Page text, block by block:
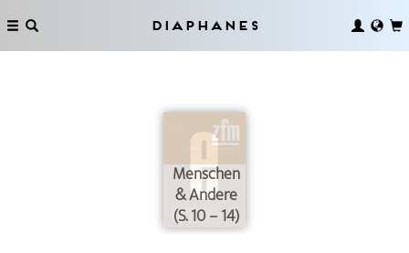
Diaphanes
Menschen
& Andere
(S. 10 – 14)